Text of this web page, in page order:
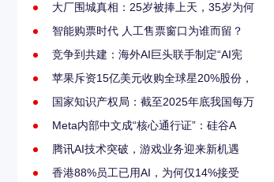
大厂围城真相：25岁被捧上天，35岁为何
智能购票时代 人工售票窗口为谁而留？
竞争到共建：海外AI巨头联手制定“AI宪
苹果斥资15亿美元收购全球星20%股份，
国家知识产权局：截至2025年底我国每万
Meta内部中文成“核心通行证”：硅谷A
腾讯AI技术突破，游戏业务迎来新机遇
香港88%员工已用AI，为何仅14%接受